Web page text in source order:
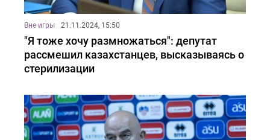
Вне игры 21.11.2024, 15:50
"Я тоже хочу размножаться": депутат
рассмешил казахстанцев, высказываясь о
стерилизации